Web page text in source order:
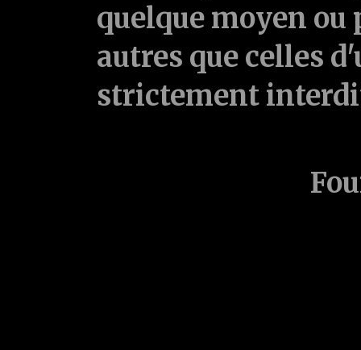
quelque moyen ou
autres que celles
strictement